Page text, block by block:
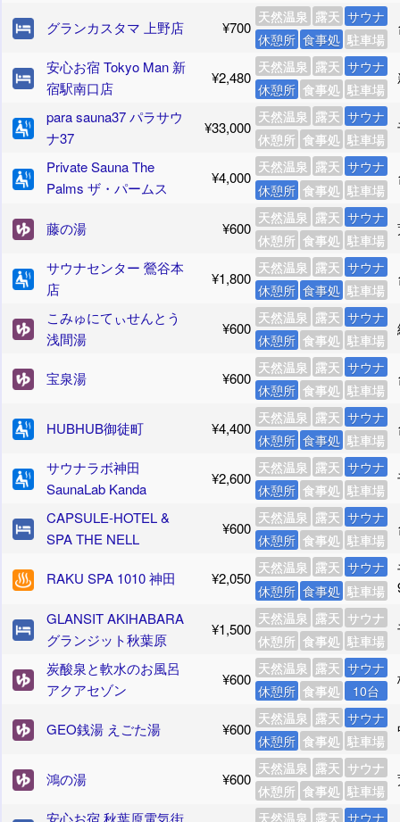
グランカスタマ 上野店 ¥700
天然温泉 露天 サウナ
休憩所 食事処 駐車場
安心お宿 Tokyo Man 新
宿駅南口店
¥2,480
天然温泉 露天 サウナ
休憩所 食事処 駐車場
para sauna37 パラサウ
ナ37
¥33,000
天然温泉 露天 サウナ
休憩所 食事処 駐車場
Private Sauna The
Palms ザ・パームス
¥4,000
天然温泉 露天 サウナ
休憩所 食事処 駐車場
藤の湯 ¥600
天然温泉 露天 サウナ
休憩所 食事処 駐車場
サウナセンター 鶯谷本
店
¥1,800
天然温泉 露天 サウナ
休憩所 食事処 駐車場
こみゅにてぃせんとう
浅間湯
¥600
天然温泉 露天 サウナ
休憩所 食事処 駐車場
宝泉湯 ¥600
天然温泉 露天 サウナ
休憩所 食事処 駐車場
HUBHUB御徒町 ¥4,400
天然温泉 露天 サウナ
休憩所 食事処 駐車場
サウナラボ神田
SaunaLab Kanda
¥2,600
天然温泉 露天 サウナ
休憩所 食事処 駐車場
CAPSULE-HOTEL &
SPA THE NELL
¥600
天然温泉 露天 サウナ
休憩所 食事処 駐車場
RAKU SPA 1010 神田 ¥2,050
天然温泉 露天 サウナ
休憩所 食事処 駐車場
GLANSIT AKIHABARA
グランジット秋葉原
¥1,500
天然温泉 露天 サウナ
休憩所 食事処 駐車場
炭酸泉と軟水のお風呂
アクアセゾン
¥600
天然温泉 露天 サウナ
休憩所 食事処 10台
GEO銭湯 えごた湯 ¥600
天然温泉 露天 サウナ
休憩所 食事処 駐車場
鴻の湯 ¥600
天然温泉 露天 サウナ
休憩所 食事処 駐車場
安心お宿 秋葉原電気街 天然温泉 露天 サウナ